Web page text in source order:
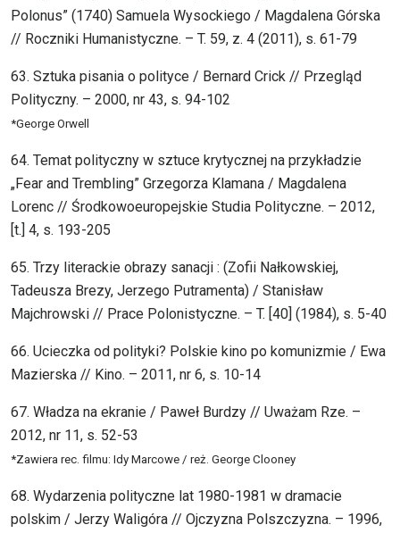
Polonus” (1740) Samuela Wysockiego / Magdalena Górska
// Roczniki Humanistyczne. – T. 59, z. 4 (2011), s. 61-79
63. Sztuka pisania o polityce / Bernard Crick // Przegląd
Polityczny. – 2000, nr 43, s. 94-102
*George Orwell
64. Temat polityczny w sztuce krytycznej na przykładzie
„Fear and Trembling” Grzegorza Klamana / Magdalena
Lorenc // Środkowoeuropejskie Studia Polityczne. – 2012,
[t.] 4, s. 193-205
65. Trzy literackie obrazy sanacji : (Zofii Nałkowskiej,
Tadeusza Brezy, Jerzego Putramenta) / Stanisław
Majchrowski // Prace Polonistyczne. – T. [40] (1984), s. 5-40
66. Ucieczka od polityki? Polskie kino po komunizmie / Ewa
Mazierska // Kino. – 2011, nr 6, s. 10-14
67. Władza na ekranie / Paweł Burdzy // Uważam Rze. –
2012, nr 11, s. 52-53
*Zawiera rec. filmu: Idy Marcowe / reż. George Clooney
68. Wydarzenia polityczne lat 1980-1981 w dramacie
polskim / Jerzy Waligóra // Ojczyzna Polszczyzna. – 1996,